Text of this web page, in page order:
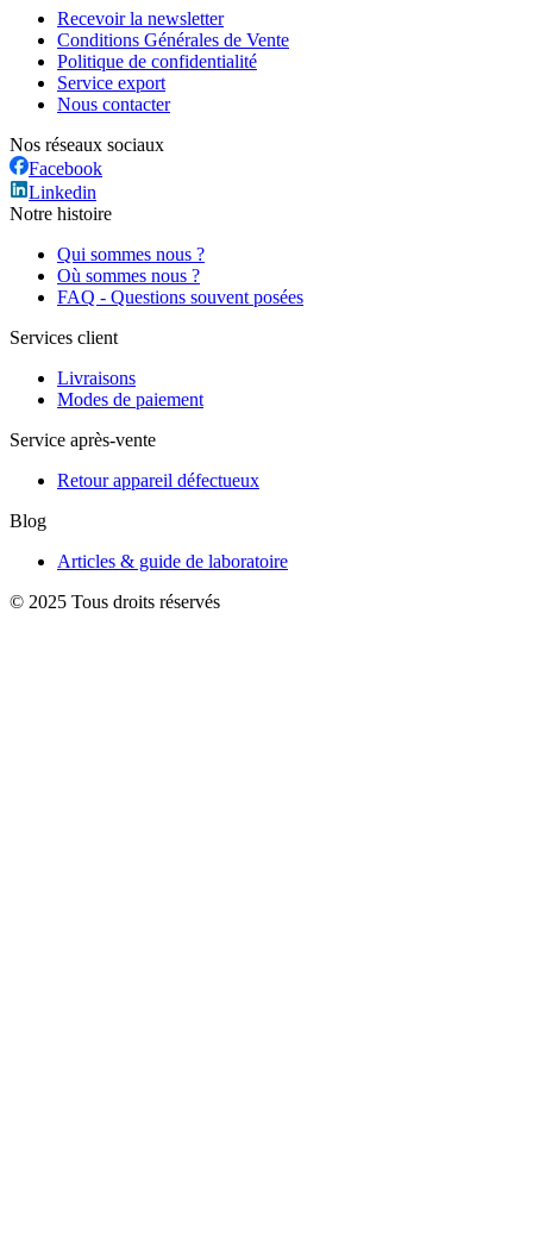
Recevoir la newsletter
Conditions Générales de Vente
Politique de confidentialité
Service export
Nous contacter
Nos réseaux sociaux
Facebook
Linkedin
Notre histoire
Qui sommes nous ?
Où sommes nous ?
FAQ - Questions souvent posées
Services client
Livraisons
Modes de paiement
Service après-vente
Retour appareil défectueux
Blog
Articles & guide de laboratoire
© 2025 Tous droits réservés